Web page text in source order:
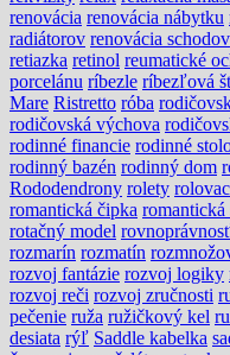
renovácia renovácia nábytku
radiátorov renovácia schodov
retiazka retinol reumatické
porcelánu ríbezle ríbezľová
Mare Ristretto róba
rodičovská výchova
rodinné financie rodinné
rodinný bazén rodinný dom
Rododendrony rolety
romantická čipka romantická
rotačný model
rozmarín rozmatín
rozvoj fantázie rozvoj logiky
rozvoj reči rozvoj zručnosti
pečenie ruža ružičkový kel
desiata rýľ Saddle kabelka